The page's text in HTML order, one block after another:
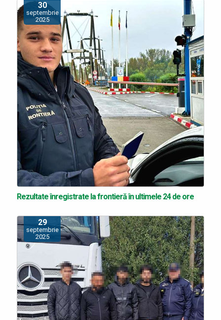
30
septembrie
2025
Rezultate înregistrate la frontieră în ultimele 24 de ore
29
septembrie
2025